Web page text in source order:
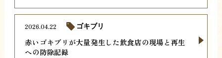
赤いゴキブリが大量発生した飲食店の現場と再生
への防除記録
2026.04.22 ゴキブリ